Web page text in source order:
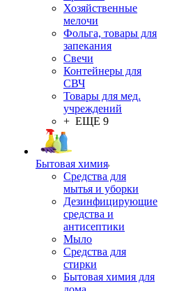
Хозяйственные
мелочи
Фольга, товары для
запекания
Свечи
Контейнеры для
СВЧ
Товары для мед.
учреждений
+ ЕЩЕ 9
Бытовая химия
Средства для
мытья и уборки
Дезинфицирующие
средства и
антисептики
Мыло
Средства для
стирки
Бытовая химия для